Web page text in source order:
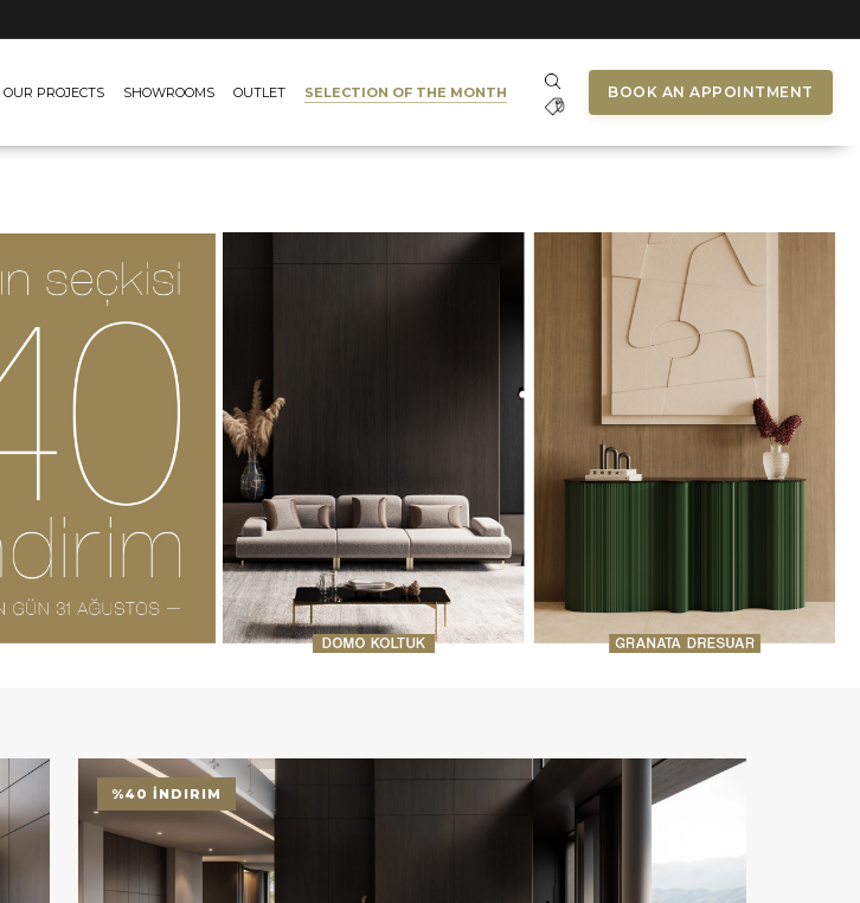
OUR PROJECTS SHOWROOMS OUTLET SELECTION OF THE MONTH BOOK AN APPOINTMENT
%40 İNDIRIM